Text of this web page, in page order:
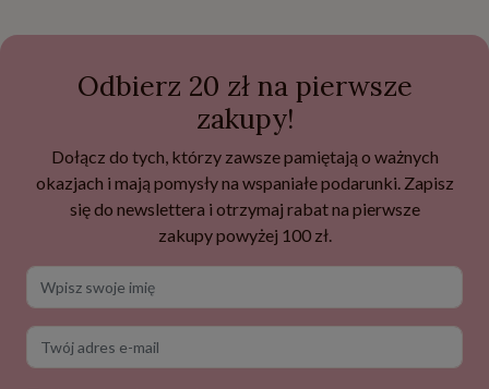
Odbierz 20 zł na pierwsze
zakupy!
Dołącz do tych, którzy zawsze pamiętają o ważnych
okazjach i mają pomysły na wspaniałe podarunki. Zapisz
się do newslettera i otrzymaj rabat na pierwsze
zakupy powyżej 100 zł.